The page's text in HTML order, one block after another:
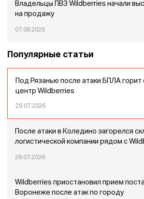
Владельцы ПВЗ Wildberries начали
на продажу
07.08.2026
Популярные статьи
Под Рязанью после атаки БПЛА
центр Wildberries
29.07.2026
После атаки в Коледино загорелся
логистической компании рядом с
28.07.2026
Wildberries приостановил прием
Воронеже после атак по городу